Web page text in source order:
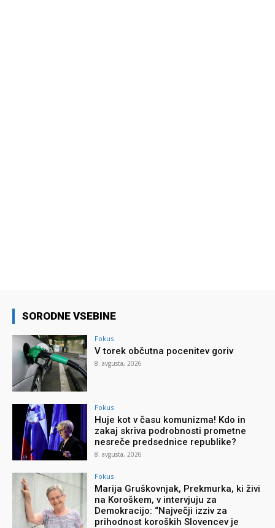
SORODNE VSEBINE
Fokus
V torek občutna pocenitev goriv
8. avgusta, 2026
Fokus
Huje kot v času komunizma! Kdo in
zakaj skriva podrobnosti prometne
nesreče predsednice republike?
8. avgusta, 2026
Fokus
Marija Gruškovnjak, Prekmurka, ki živi
na Koroškem, v intervjuju za
Demokracijo: “Največji izziv za
prihodnost koroških Slovencev je